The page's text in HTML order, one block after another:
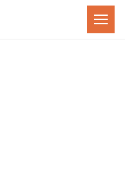
Menu